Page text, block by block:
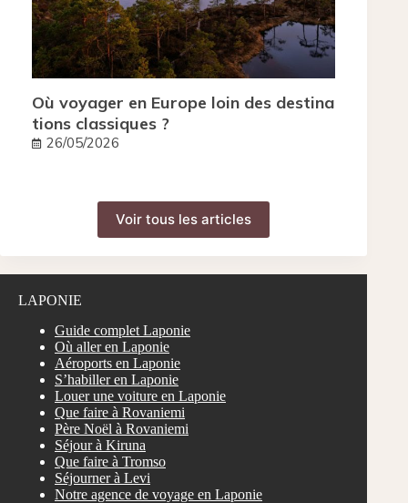
Où voyager en Europe loin des destina
tions classiques ?
26/05/2026
Voir tous les articles
LAPONIE
Guide complet Laponie
Où aller en Laponie
Aéroports en Laponie
S’habiller en Laponie
Louer une voiture en Laponie
Que faire à Rovaniemi
Père Noël à Rovaniemi
Séjour à Kiruna
Que faire à Tromso
Séjourner à Levi
Notre agence de voyage en Laponie